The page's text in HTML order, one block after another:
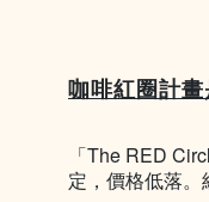
咖啡紅圈計
「The RED
定，價格低落